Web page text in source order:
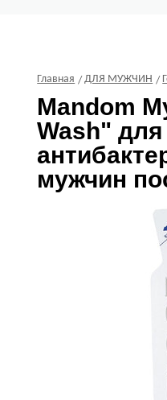
Главная ДЛЯ МУЖЧИН
Mandom
Wash" для
мужчин